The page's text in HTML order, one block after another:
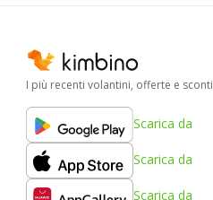
I più recenti volantini, offerte e sconti
Scarica da
Scarica da
Scarica da